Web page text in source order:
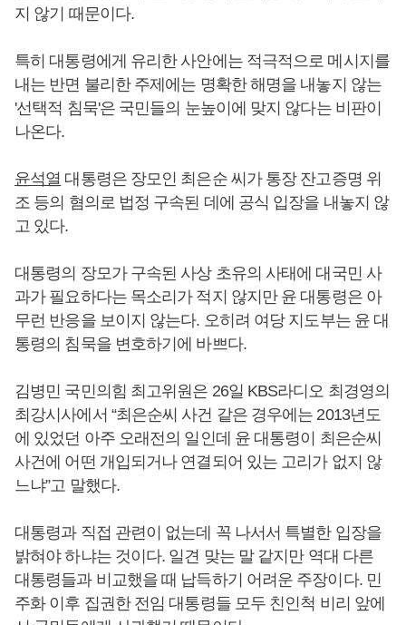
지 않기 때문이다.
특히 대통령에게 유리한 사안에는 적극적으로 메시지를
내는 반면 불리한 주제에는 명확한 해명을 내놓지 않는
'선택적 침묵'은 국민들의 눈높이에 맞지 않다는 비판이
나온다.
윤석열 대통령은 장모인 최은순 씨가 통장 잔고증명 위
조 등의 혐의로 법정 구속된 데에 공식 입장을 내놓지 않
고 있다.
대통령의 장모가 구속된 사상 초유의 사태에 대국민 사
과가 필요하다는 목소리가 적지 않지만 윤 대통령은 아
무런 반응을 보이지 않는다. 오히려 여당 지도부는 윤 대
통령의 침묵을 변호하기에 바쁘다.
김병민 국민의힘 최고위원은 26일 KBS라디오 최경영의
최강시사에서 “최은순씨 사건 같은 경우에는 2013년도
에 있었던 아주 오래전의 일인데 윤 대통령이 최은순씨
사건에 어떤 개입되거나 연결되어 있는 고리가 없지 않
느냐”고 말했다.
대통령과 직접 관련이 없는데 꼭 나서서 특별한 입장을
밝혀야 하냐는 것이다. 일견 맞는 말 같지만 역대 다른
대통령들과 비교했을 때 납득하기 어려운 주장이다. 민
주화 이후 집권한 전임 대통령들 모두 친인척 비리 앞에